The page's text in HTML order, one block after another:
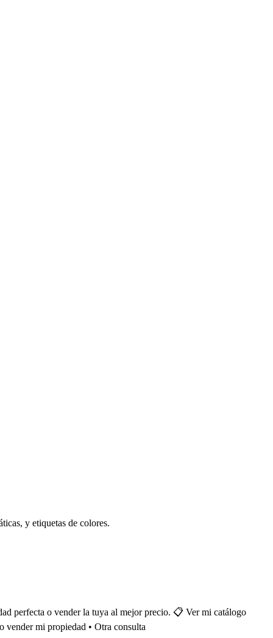
y etiquetas de colores.
perfecta o vender la tuya al mejor precio. 📋 Ver mi catálogo
vender mi propiedad • Otra consulta